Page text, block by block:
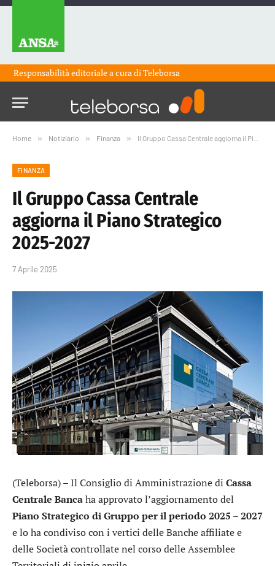
Responsabilità editoriale a cura diTeleborsa
Home » Notiziario » Finanza » Il Gruppo Cassa Centrale aggiorna il Piano Strategico 2025-2027
FINANZA
Il Gruppo Cassa Centrale
aggiorna il Piano Strategico
2025-2027
7 Aprile 2025
(Teleborsa) – Il Consiglio di Amministrazione di Cassa
Centrale Bancaha approvato l’aggiornamento del
Piano Strategico di Gruppo per il periodo 2025 – 2027
e lo ha condiviso con i vertici delle Banche affiliate e
delle Società controllate nel corso delle Assemblee